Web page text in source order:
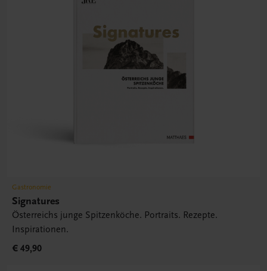
Gastronomie
Signatures
Österreichs junge Spitzenköche. Portraits. Rezepte.
Inspirationen.
€ 49,90